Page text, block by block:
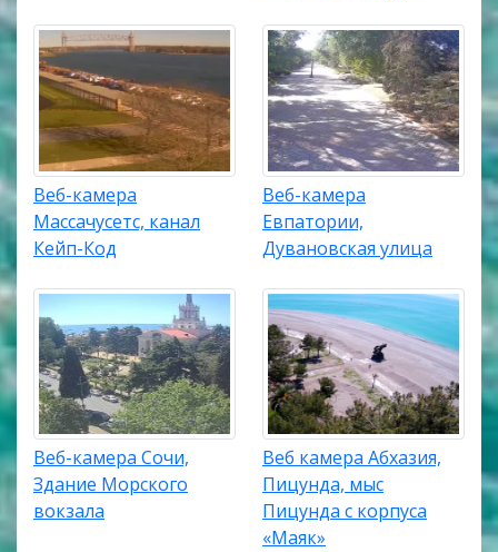
Веб-камера
Массачусетс, канал
Кейп-Код
Веб-камера
Евпатории,
Дувановская улица
Веб-камера Сочи,
Здание Морского
вокзала
Веб камера Абхазия,
Пицунда, мыс
Пицунда с корпуса
«Маяк»